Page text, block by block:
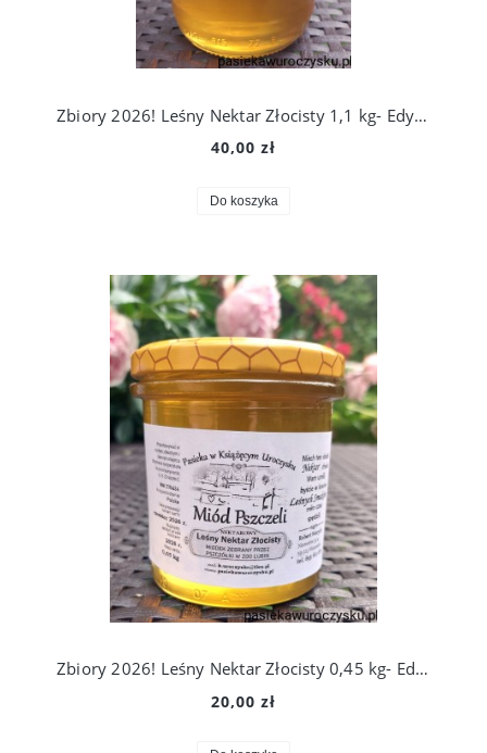
Zbiory 2026! Leśny Nektar Złocisty 1,1 kg- Edycja Limitowana!
40,00 zł
Do koszyka
Zbiory 2026! Leśny Nektar Złocisty 0,45 kg- Edycja Limitowana! Prosto z Ula Do Słoika!
20,00 zł